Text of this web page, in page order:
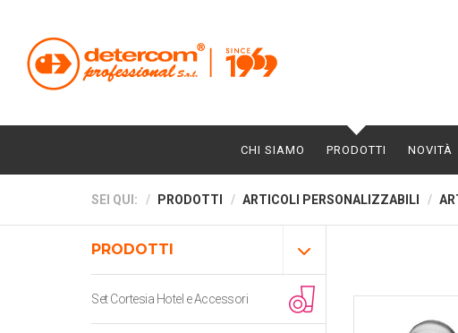
CHI SIAMO PRODOTTI NOVITÀ
SEI QUI: PRODOTTI ARTICOLI PERSONALIZZABILI
PRODOTTI
Set Cortesia Hotel e Accessori